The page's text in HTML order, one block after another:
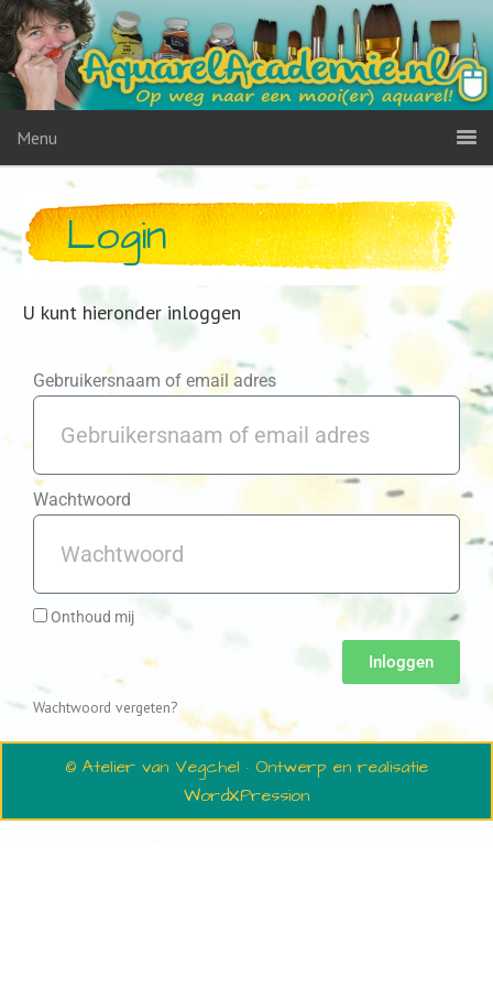
Menu
Login
U kunt hieronder inloggen
Gebruikersnaam of email adres
Wachtwoord
Onthoud mij
Inloggen
Wachtwoord vergeten?
© Atelier van Vegchel · Ontwerp en realisatie
WordXPression